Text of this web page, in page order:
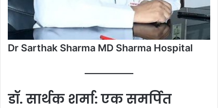
Dr Sarthak Sharma MD Sharma Hospital
डॉ. सार्थक शर्मा: एक समर्पित